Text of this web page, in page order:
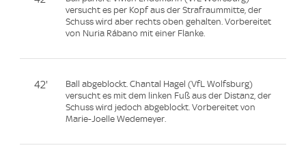
versucht es per Kopf aus der Strafraummitte, der
Schuss wird aber rechts oben gehalten. Vorbereitet
von Nuria Rábano mit einer Flanke.
42'
Ball abgeblockt. Chantal Hagel (VfL Wolfsburg)
versucht es mit dem linken Fuß aus der Distanz, der
Schuss wird jedoch abgeblockt. Vorbereitet von
Marie-Joelle Wedemeyer.